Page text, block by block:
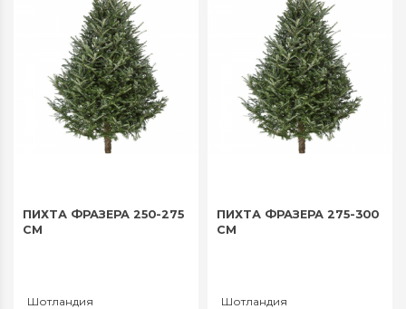
ПИХТА ФРАЗЕРА 250-275
СМ
Шотландия
ПИХТА ФРАЗЕРА 275-300
СМ
Шотландия